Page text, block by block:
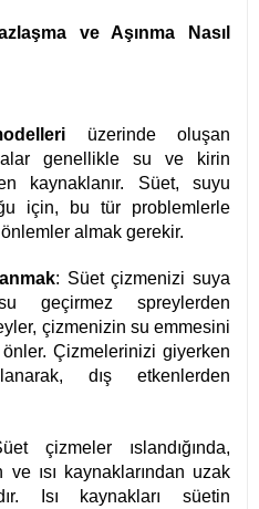
ve Aşınma Nasıl
üzerinde oluşan
genellikle su ve kirin
kaynaklanır. Süet, suyu
için, bu tür problemlerle
önlemler almak gerekir.
: Süet çizmenizi suya
geçirmez spreylerden
çizmenizin su emmesini
Çizmelerinizi giyerken
dış etkenlerden
çizmeler ıslandığında,
ve ısı kaynaklarından uzak
Isı kaynakları süetin